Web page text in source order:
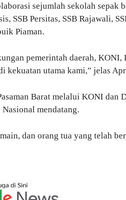
sejumlah sekolah sepak
SSB Persitas, SSB Rajawali,
Piaman.
pemerintah daerah, KONI,
kekuatan utama kami,” jelas
Barat melalui KONI dan
mendatang.
dan orang tua yang telah